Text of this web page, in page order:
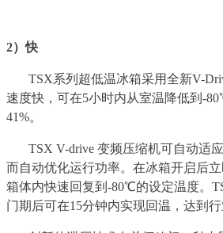
2）快
TSX系列超低温冰箱采用全新V-
速度快，可在5小时内从室温降低到-
41%。
TSX V-drive 变频压缩机可自动适
而自动优化运行功率。在冰箱开启后
箱体内快速回复到-80℃的设定温度。
门期后可在15分钟内实现回温，达到行